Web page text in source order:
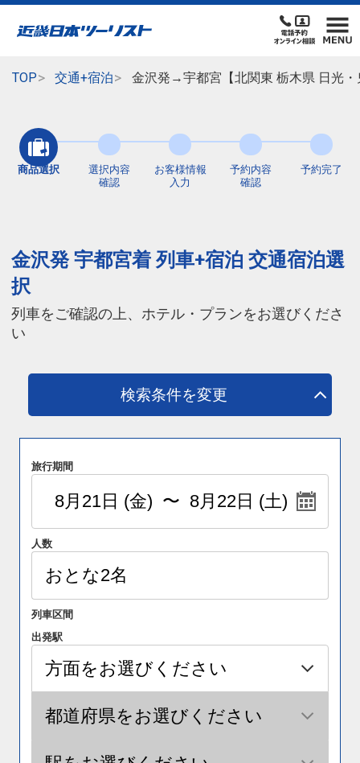
TOP 交通+宿泊 金沢発→宇都宮【北関東 栃木県 日光
商品選択
選択内容
確認
お客様情報
入力
予約内容
確認
予約完了
金沢発 宇都宮着 列車+宿泊 交通宿泊選
択
列車をご確認の上、ホテル・プランをお選びくださ
い
検索条件を変更
旅行期間
人数
列車区間
出発駅